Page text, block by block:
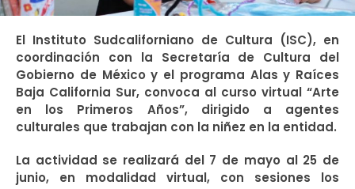
El Instituto Sudcaliforniano de Cultura (ISC), en
coordinación con la Secretaría de Cultura del
Gobierno de México y el programa Alas y Raíces
Baja California Sur, convoca al curso virtual “Arte
en los Primeros Años”, dirigido a agentes
culturales que trabajan con la niñez en la entidad.
La actividad se realizará del 7 de mayo al 25 de
junio, en modalidad virtual, con sesiones los